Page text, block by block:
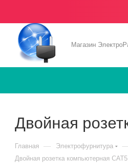
Магазин
Двойная
Главная — Электрофурнитура
Двойная розетка компьютерная